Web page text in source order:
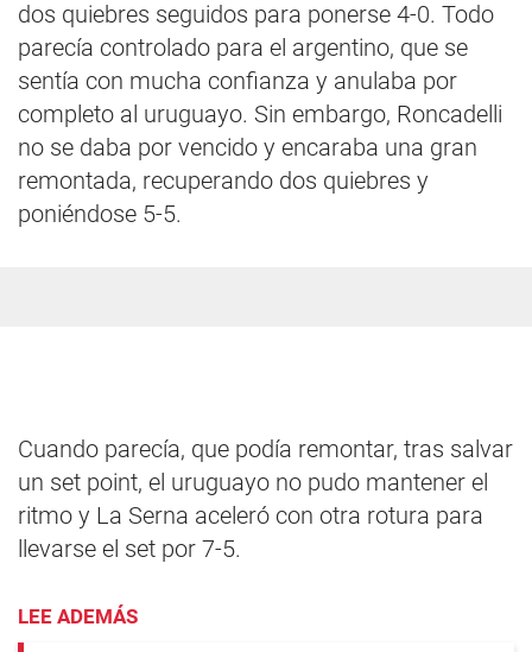
dos quiebres seguidos para ponerse 4-0. Todo
parecía controlado para el argentino, que se
sentía con mucha confianza y anulaba por
completo al uruguayo. Sin embargo, Roncadelli
no se daba por vencido y encaraba una gran
remontada, recuperando dos quiebres y
poniéndose 5-5.
Cuando parecía, que podía remontar, tras salvar
un set point, el uruguayo no pudo mantener el
ritmo y La Serna aceleró con otra rotura para
llevarse el set por 7-5.
LEE ADEMÁS